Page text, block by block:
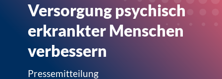
Versorgung psychisch
erkrankter Menschen
verbessern
Pressemitteilung